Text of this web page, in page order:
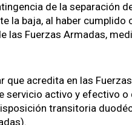
de la separación
la baja, al haber cumplido
las Fuerzas Armadas,
que acredita en las
servicio activo y efectivo o
transitoria